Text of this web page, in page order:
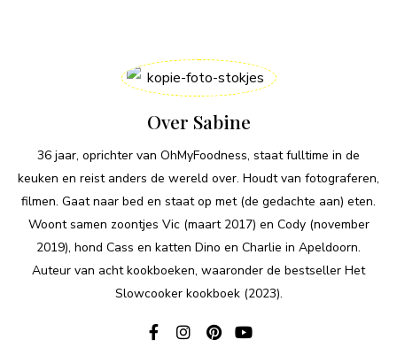
Over Sabine
36 jaar, oprichter van OhMyFoodness, staat fulltime in de
keuken en reist anders de wereld over. Houdt van fotograferen,
filmen. Gaat naar bed en staat op met (de gedachte aan) eten.
Woont samen zoontjes Vic (maart 2017) en Cody (november
2019), hond Cass en katten Dino en Charlie in Apeldoorn.
Auteur van acht kookboeken, waaronder de bestseller Het
Slowcooker kookboek (2023).